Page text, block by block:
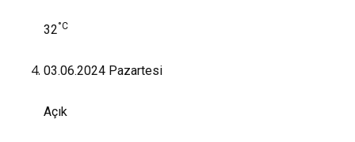
32°C
03.06.2024 Pazartesi
Açık